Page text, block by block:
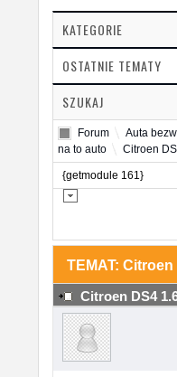
KATEGORIE
OSTATNIE TEMATY
SZUKAJ
Forum Auta
na to auto
Citroen
{getmodule 161}
TEMAT: Citroen
Citroen DS4